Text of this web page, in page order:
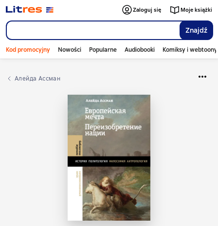
Znajdź
Zaloguj się Moje książki
Kod promocyjny Nowości Popularne Audiobooki Komiksy i webtoony
Алейда Ассман